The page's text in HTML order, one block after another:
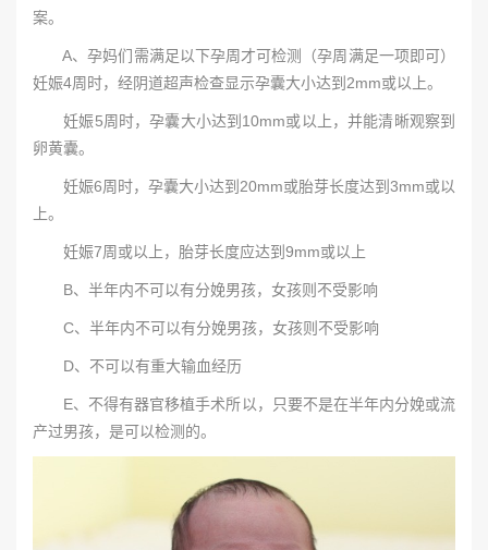
案。
A、孕妈们需满足以下孕周才可检测（孕周满足一项即可）
妊娠4周时，经阴道超声检查显示孕囊大小达到2mm或以上。
妊娠5周时，孕囊大小达到10mm或以上，并能清晰观察到
卵黄囊。
妊娠6周时，孕囊大小达到20mm或胎芽长度达到3mm或以
上。
妊娠7周或以上，胎芽长度应达到9mm或以上
B、半年内不可以有分娩男孩，女孩则不受影响
C、半年内不可以有分娩男孩，女孩则不受影响
D、不可以有重大输血经历
E、不得有器官移植手术所以，只要不是在半年内分娩或流
产过男孩，是可以检测的。